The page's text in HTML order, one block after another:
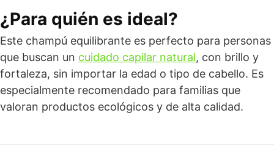
¿Para quién es ideal?
Este champú equilibrante es perfecto para personas
que buscan un cuidado capilar natural, con brillo y
fortaleza, sin importar la edad o tipo de cabello. Es
especialmente recomendado para familias que
valoran productos ecológicos y de alta calidad.